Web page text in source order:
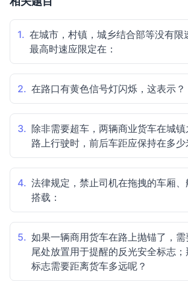
1. 在城市，村镇，城乡结合部等没有限
最高时速应限定在：
2. 在路口有黄色信号灯闪烁，这表示？
3. 除非需要超车，两辆商业货车在城
路上行驶时，前后车距应保持在多少
4. 法律规定，禁止司机在拖拽的车厢
搭载：
5. 如果一辆商用货车在路上抛锚了，
尾处放置用于提醒的反光安全标志
标志需要距离货车多远呢？